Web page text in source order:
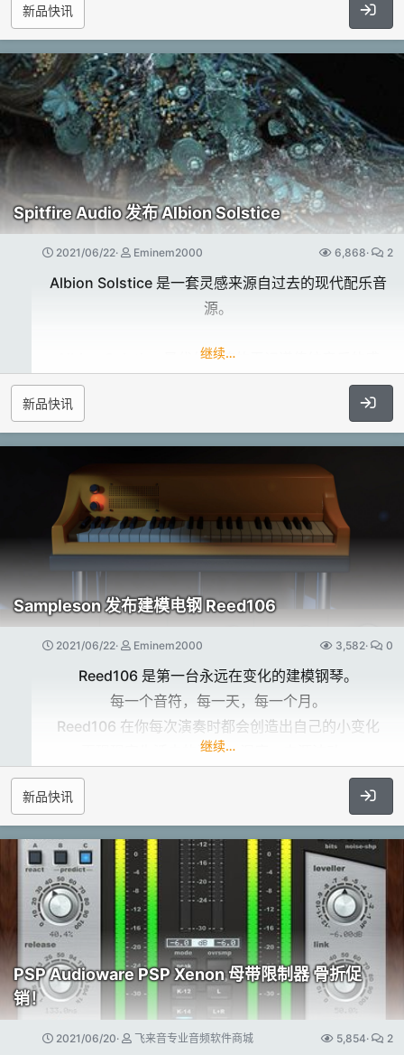
并使用调制轮映射的 Velocity 连续控制序列的动态。
...​
金属打击（x8 RR）
登陆网站注册，使用其专用下载工具即可免费下载使用
原价：4.99英镑
官网地址：
https://www.nocturnesounds.com/product/trashc
an/
在 Reverb Reduction 过程中引入 AI 以及在 Voice
Denoiser 中添加替代 AI 选项。
AI 正在整个应用程序中快速扩散——诸如采用全新流
程，改进现有 AI 驱动流程中的代码、
通过全新的 AI 实现的更加强大的传统工具。
环境声音匹配​
在频谱图的任何位置“标记”一个选中区域为房间声或背
景声纹，接着，将声音应用到项目中的任意位置。
在 Cubase 和 Nuendo 时间线的 ARA 模式下尝试此功
在频谱图的任何位置“标记”一个选中区域为均衡器配置
在音乐的录制和母带制作阶段使用这种可调整的算法，
并在后期建立统一性。
去漏音​
使用 AI 驱动的准确性对鼓轨道和其他独立的乐器轨道
进行去漏音，...​
温暖的噪音，嗡嗡声，颤动，爆裂，失真，低精度采
样，
比特噪音和其他你通常不想要的东西-这就是节目的明
星！
这一扩展提供了奇妙的采样老鼓，钢琴，Pad，Arp，
合成器，效果和人声。
所有这些都将增加“脏和粗糙”的神奇声音到您的作品。
每个House、HipHop、Techno或LoFi制作人都值得拥
有！
复仇者预置：137个
新的多重采样：111个。
官方网站：​
https://www.vengeance-sound.com/
新品快讯
Spitfire Audio 发布 Albion Solstice
2021/06/22 Eminem2000 6,868 2
Albion Solstice 是一套灵感来源自过去的现代配乐音
源。
Albion Solstice 是代代相传的无记谱传统音乐的盛
从现代、民间和传统乐器中探索富有远见的艺术性。
这个库经过精心策划，超越了流派，为您提供创建现代
构成这个作曲工具箱的核心的乐器
和替代技术的广度是惊人的。
受我们丰富多样的音乐遗产的启发，
Solstice 是一个充满机会的泉源，
它以弦乐、铜管和木管为特色，
伴随着独特的乐器，如尼可哈尔巴琴、
打击乐表演等等。
这不是一个用于创作民间音乐的资料库，
而是你为今天创作电影配乐所需的一切，
Albion Solstice 在苏格兰爱丁堡的传奇性
Castlesound 录音室录制，
是一个超亲密和动态的独特合奏音源，
由来自古典、民间、凯尔特、盖尔
和其他传统的高度专业化的球员和声音匠人组成，
与现代乐器混合，如模拟合成器、Eurorack模块化、
电吉他纹理、调谐打击乐器和独特的音频处理。
这个民谣音色库是一个无尽灵感的深井，
源自英国各地的现代和传统乐器的有机声音，
继续…
新品快讯
Sampleson 发布建模电钢 Reed106
2021/06/22 Eminem2000 3,582 0
Reed106 是第一台永远在变化的建模钢琴。
每一个音符，每一天，每一个月。
Reed106 在你每次演奏时都会创造出自己的小变化
再现现实生活中的温度、湿度、电源波动，
虚拟乐器不断地发出相同的声音的无聊效果。
听听它的效果​
Reed106是纯粹的、真实的。
因为它是基于真实的样本并通过频谱建模重建的。
演示是用 Reed106 中的内置混响和内置的 FXs
在苹果的 Logic Pro 上录制的。
它是完美的原始音源，随时可以用内置的效果器
或你喜欢的任何其他第三方声音处理器进行强化。
继续…
新品快讯
PSP Audioware PSP Xenon 母带限制器 骨折促
销！
2021/06/20 飞来音专业音频软件商城 5,854 2